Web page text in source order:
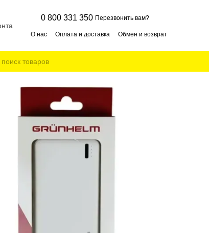
0 800 331 350 Перезвонить вам?
О нас Оплата и доставка
Обмен и возврат